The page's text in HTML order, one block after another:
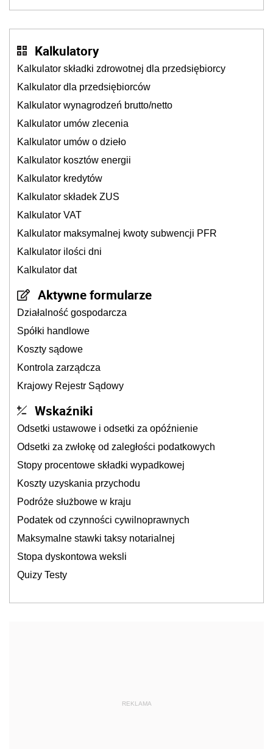
Kalkulatory
Kalkulator składki zdrowotnej dla przedsiębiorcy
Kalkulator dla przedsiębiorców
Kalkulator wynagrodzeń brutto/netto
Kalkulator umów zlecenia
Kalkulator umów o dzieło
Kalkulator kosztów energii
Kalkulator kredytów
Kalkulator składek ZUS
Kalkulator VAT
Kalkulator maksymalnej kwoty subwencji PFR
Kalkulator ilości dni
Kalkulator dat
Aktywne formularze
Działalność gospodarcza
Spółki handlowe
Koszty sądowe
Kontrola zarządcza
Krajowy Rejestr Sądowy
Wskaźniki
Odsetki ustawowe i odsetki za opóźnienie
Odsetki za zwłokę od zaległości podatkowych
Stopy procentowe składki wypadkowej
Koszty uzyskania przychodu
Podróże służbowe w kraju
Podatek od czynności cywilnoprawnych
Maksymalne stawki taksy notarialnej
Stopa dyskontowa weksli
Quizy Testy
REKLAMA